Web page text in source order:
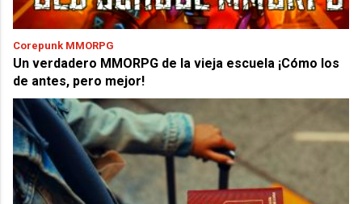
Corepunk MMORPG
Un verdadero MMORPG de la vieja escuela ¡Cómo los
de antes, pero mejor!